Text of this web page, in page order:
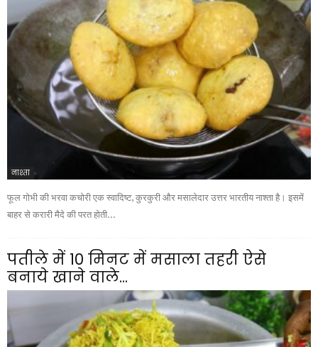
नाश्ता
फूल गोभी की भरवा कचोरी एक स्वादिष्ट, कुरकुरी और मसालेदार उत्तर भारतीय नाश्ता है। इसमें
बाहर से करारी मैदे की परत होती...
पतीले में 10 मिनट में मसाला तहरी ऐसे
बनाये खाने वाले...